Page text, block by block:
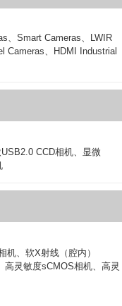
、Smart Cameras、LWIR
Cameras、HDMI Industrial
CCD相机、显微
、软X射线（腔内）
灵敏度sCMOS相机、高灵